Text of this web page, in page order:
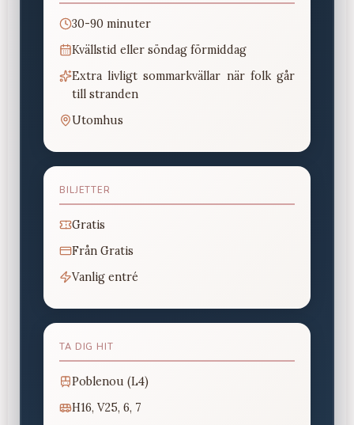
30-90 minuter
Kvällstid eller söndag förmiddag
Extra livligt sommarkvällar när folk går
till stranden
Utomhus
BILJETTER
Gratis
Från Gratis
Vanlig entré
TA DIG HIT
Poblenou (L4)
H16, V25, 6, 7